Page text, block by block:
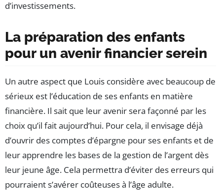
d’investissements.
La préparation des enfants
pour un avenir financier serein
Un autre aspect que Louis considère avec beaucoup de
sérieux est l’éducation de ses enfants en matière
financière. Il sait que leur avenir sera façonné par les
choix qu’il fait aujourd’hui. Pour cela, il envisage déjà
d’ouvrir des comptes d’épargne pour ses enfants et de
leur apprendre les bases de la gestion de l’argent dès
leur jeune âge. Cela permettra d’éviter des erreurs qui
pourraient s’avérer coûteuses à l’âge adulte.